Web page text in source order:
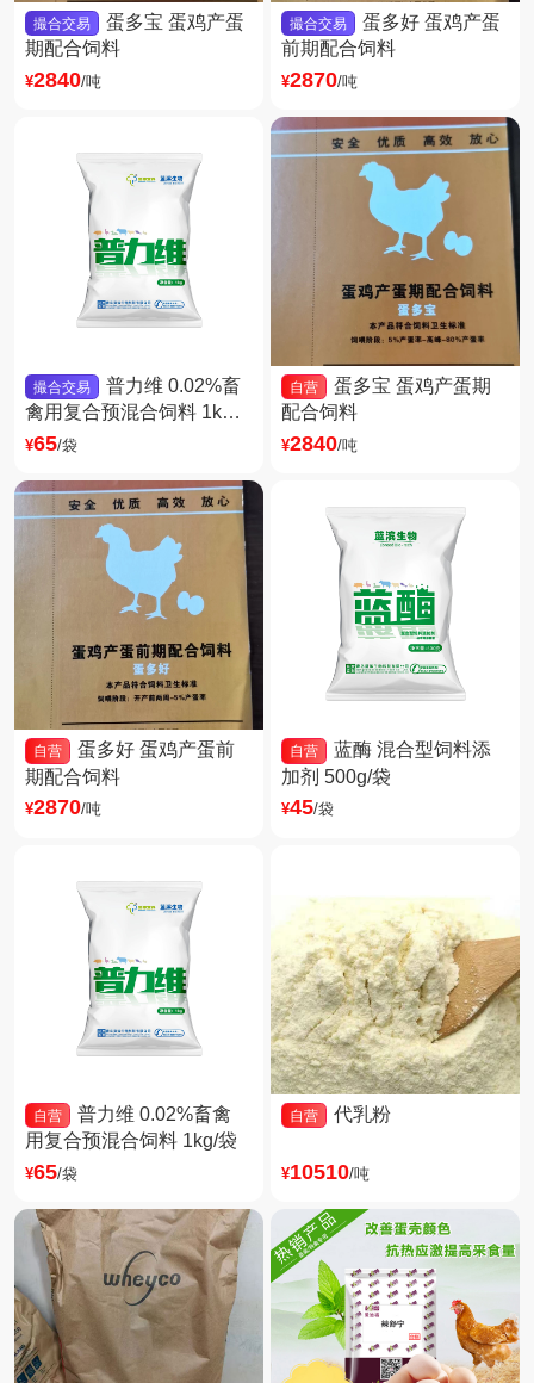
撮合交易
蛋多宝 蛋鸡产蛋
期配合饲料
¥2840/吨
撮合交易
蛋多好 蛋鸡产蛋
前期配合饲料
¥2870/吨
撮合交易
普力维 0.02%畜
禽用复合预混合饲料 1kg/
袋
¥65/袋
自营
蛋多宝 蛋鸡产蛋期
配合饲料
¥2840/吨
自营
蛋多好 蛋鸡产蛋前
期配合饲料
¥2870/吨
自营
蓝酶 混合型饲料添
加剂 500g/袋
¥45/袋
自营
普力维 0.02%畜禽
用复合预混合饲料 1kg/袋
¥65/袋
自营 代乳粉
¥10510/吨